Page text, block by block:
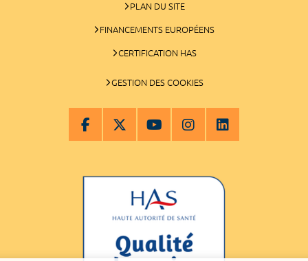
PLAN DU SITE
FINANCEMENTS EUROPÉENS
CERTIFICATION HAS
GESTION DES COOKIES